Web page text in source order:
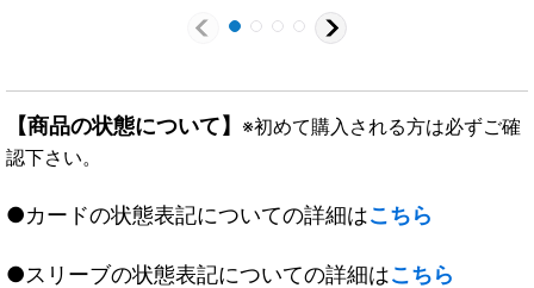
【商品の状態について】 ※初めて購入される方は必ずご確
認下さい。
●カードの状態表記についての詳細はこちら
●スリーブの状態表記についての詳細はこちら